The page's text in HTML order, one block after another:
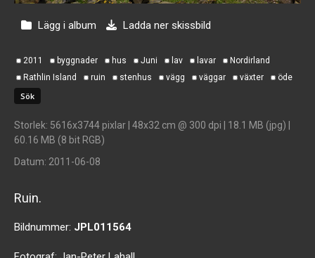
Lägg i album Ladda ner skissbild
2011 byggnader hus Juni lav lavar
Nordirland
Rathlin Island
ruin stenhus vägg väggar växter öde
Storlek: 5616x3744 pixlar | 48x32 cm @ 300 dpi | 18.1 MB (jpg) |
60.16 MB (8 bit RGB)
Datum: 2011-06-08
Ruin.
Bildnummer: JPL011564